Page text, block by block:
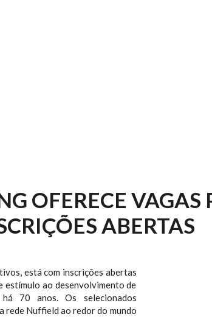
OFERECE VAGAS
ABERTAS
está com inscrições abertas
estímulo ao desenvolvimento de
70 anos. Os selecionados
rede Nuffield ao redor do mundo